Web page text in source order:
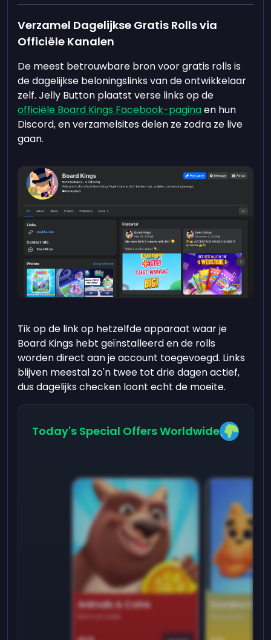
Verzamel Dagelijkse Gratis Rolls via
Officiële Kanalen
De meest betrouwbare bron voor gratis rolls is
de dagelijkse beloningslinks van de ontwikkelaar
zelf. Jelly Button plaatst verse links op de
officiële Board Kings Facebook-paginaen hun
Discord, en verzamelsites delen ze zodra ze live
gaan.
Tik op de link op hetzelfde apparaat waar je
Board Kings hebt geïnstalleerd en de rolls
worden direct aan je account toegevoegd. Links
blijven meestal zo'n twee tot drie dagen actief,
dus dagelijks checken loont echt de moeite.
Today's Special Offers Worldwide
Animals & Coins
Earn on side
Domino